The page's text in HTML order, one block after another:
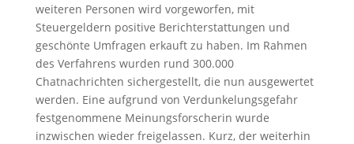
weiteren Personen wird vorgeworfen, mit
Steuergeldern positive Berichterstattungen und
geschönte Umfragen erkauft zu haben. Im Rahmen
des Verfahrens wurden rund 300.000
Chatnachrichten sichergestellt, die nun ausgewertet
werden. Eine aufgrund von Verdunkelungsgefahr
festgenommene Meinungsforscherin wurde
inzwischen wieder freigelassen. Kurz, der weiterhin